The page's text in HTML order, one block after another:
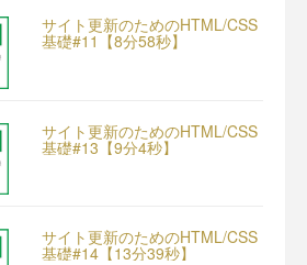
サイト更新のためのHTML/CSS
基礎#11【8分58秒】
サイト更新のためのHTML/CSS
基礎#13【9分4秒】
サイト更新のためのHTML/CSS
基礎#14【13分39秒】